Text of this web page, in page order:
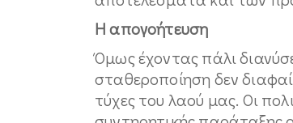
Η απογοήτευση
Όμως έχοντας πάλι
σταθεροποίηση δεν
τύχες του λαού μας. Οι